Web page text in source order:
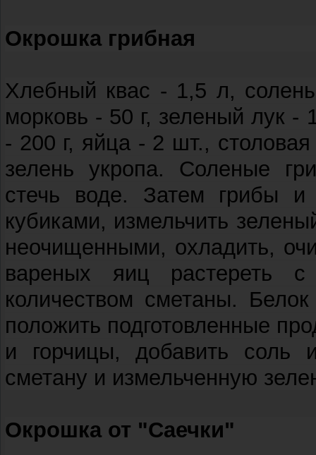
Окрошка грибная
Хлебный квас - 1,5 л,
морковь - 50 г, зеленый лук -
- 200 г, яйца - 2 шт.,
зелень укропа. Соленые
стечь воде. Затем грибы и
кубиками, измельчить
неочищенными, охладить,
вареных яиц растереть
количеством сметаны.
положить подготовленные
и горчицы, добавить соль
сметану и измельченную
Окрошка от "Саечки"